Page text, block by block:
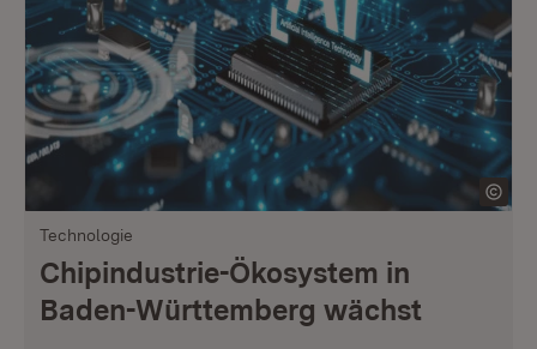
Technologie
Chipindustrie-Ökosystem in
Baden-Württemberg wächst